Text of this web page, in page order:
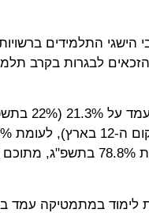
הישגי התלמידים
כי שיעור הזכאים לבגרות בקרב
עוד עולה מהנתונים: שיעור
הנבחנים ב-5 יחידות
כי שיעור הנבחנים ב-4 או 5 יחידות